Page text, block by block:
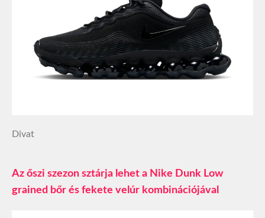
Divat
Az őszi szezon sztárja lehet a Nike Dunk Low
grained bőr és fekete velúr kombinációjával